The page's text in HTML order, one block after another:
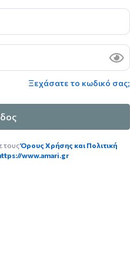
Ξεχάσατε το κωδικό σας;
τουςΌρους Χρήσης και Πολιτική
www.amari.gr